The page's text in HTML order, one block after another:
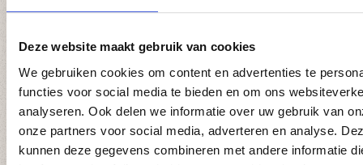
Deze website maakt gebruik van cookies
We gebruiken cookies om content en advertenties te
functies voor social media te bieden en om ons
analyseren. Ook delen we informatie over uw gebruik van
onze partners voor social media, adverteren en analyse.
kunnen deze gegevens combineren met andere informatie
Plaatsen van een hout-beton
schutting
8:55